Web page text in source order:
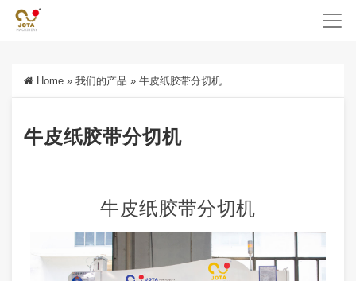
Home » 我们的产品 » 牛皮纸胶带分切机
牛皮纸胶带分切机
牛皮纸胶带分切机